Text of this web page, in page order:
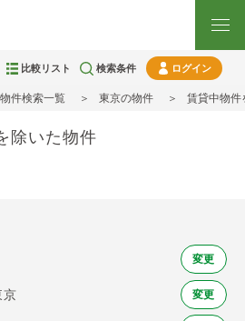
比較リスト 検索条件 ログイン
物件検索一覧 東京の物件 賃貸中物件
除いた物件
変更
変更